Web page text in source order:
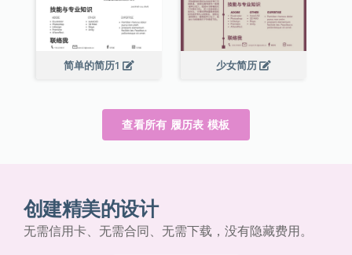
简单的简历1 少女简历
查看所有 履历表 模板
创建精美的设计
无需信用卡、无需合同、无需下载，没有隐藏费用。